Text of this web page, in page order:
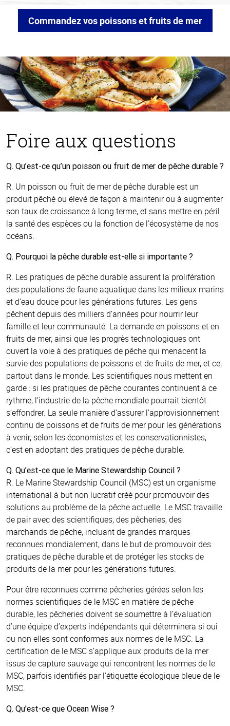
Commandez vos poissons et fruits de mer
Foire aux questions
Q. Qu’est-ce qu’un poisson ou fruit de mer de pêche durable ?
R. Un poisson ou fruit de mer de pêche durable est un
produit pêché ou élevé de façon à maintenir ou à augmenter
son taux de croissance à long terme, et sans mettre en péril
la santé des espèces ou la fonction de l’écosystème de nos
océans.
Q. Pourquoi la pêche durable est-elle si importante ?
R. Les pratiques de pêche durable assurent la prolifération
des populations de faune aquatique dans les milieux marins
et d’eau douce pour les générations futures. Les gens
pêchent depuis des milliers d’années pour nourrir leur
famille et leur communauté. La demande en poissons et en
fruits de mer, ainsi que les progrès technologiques ont
ouvert la voie à des pratiques de pêche qui menacent la
survie des populations de poissons et de fruits de mer, et ce,
partout dans le monde. Les scientifiques nous mettent en
garde : si les pratiques de pêche courantes continuent à ce
rythme, l’industrie de la pêche mondiale pourrait bientôt
s’effondrer. La seule manière d’assurer l’approvisionnement
continu de poissons et de fruits de mer pour les générations
à venir, selon les économistes et les conservationnistes,
c’est en adoptant des pratiques de pêche durable.
Q. Qu’est-ce que le Marine Stewardship Council ?
R. Le Marine Stewardship Council (MSC) est un organisme
international à but non lucratif créé pour promouvoir des
solutions au problème de la pêche actuelle. Le MSC travaille
de pair avec des scientifiques, des pêcheries, des
marchands de pêche, incluant de grandes marques
reconnues mondialement, dans le but de promouvoir des
pratiques de pêche durable et de protéger les stocks de
produits de la mer pour les générations futures.
Pour être reconnues comme pêcheries gérées selon les
normes scientifiques de le MSC en matière de pêche
durable, les pêcheries doivent se soumettre à l’évaluation
d’une équipe d’experts indépendants qui déterminera si oui
ou non elles sont conformes aux normes de le MSC. La
certification de le MSC s’applique aux produits de la mer
issus de capture sauvage qui rencontrent les normes de le
MSC, parfois identifiés par l'étiquette écologique bleue de le
MSC.
Q. Qu’est-ce que Ocean Wise ?